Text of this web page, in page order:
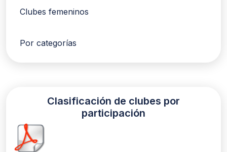
Clubes femeninos
Por categorías
Clasificación de clubes por
participación